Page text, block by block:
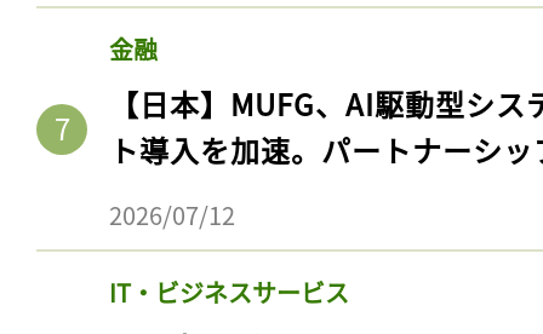
金融
【日本】MUFG、AI駆動型シ
ト導入を加速。パートナーシ
2026/07/12
IT・ビジネスサービス